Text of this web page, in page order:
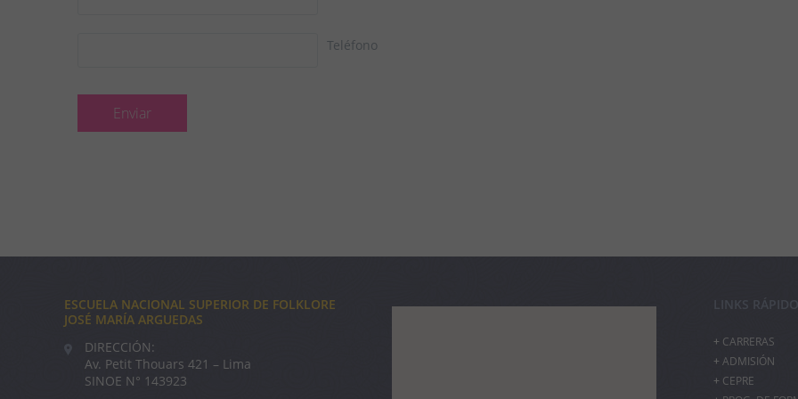
Teléfono
ESCUELA NACIONAL SUPERIOR DE FOLKLORE
JOSÉ MARÍA ARGUEDAS
DIRECCIÓN:
Av. Petit Thouars 421 – Lima
SINOE N° 143923
LINKS
CARRERAS
ADMISIÓN
CEPRE